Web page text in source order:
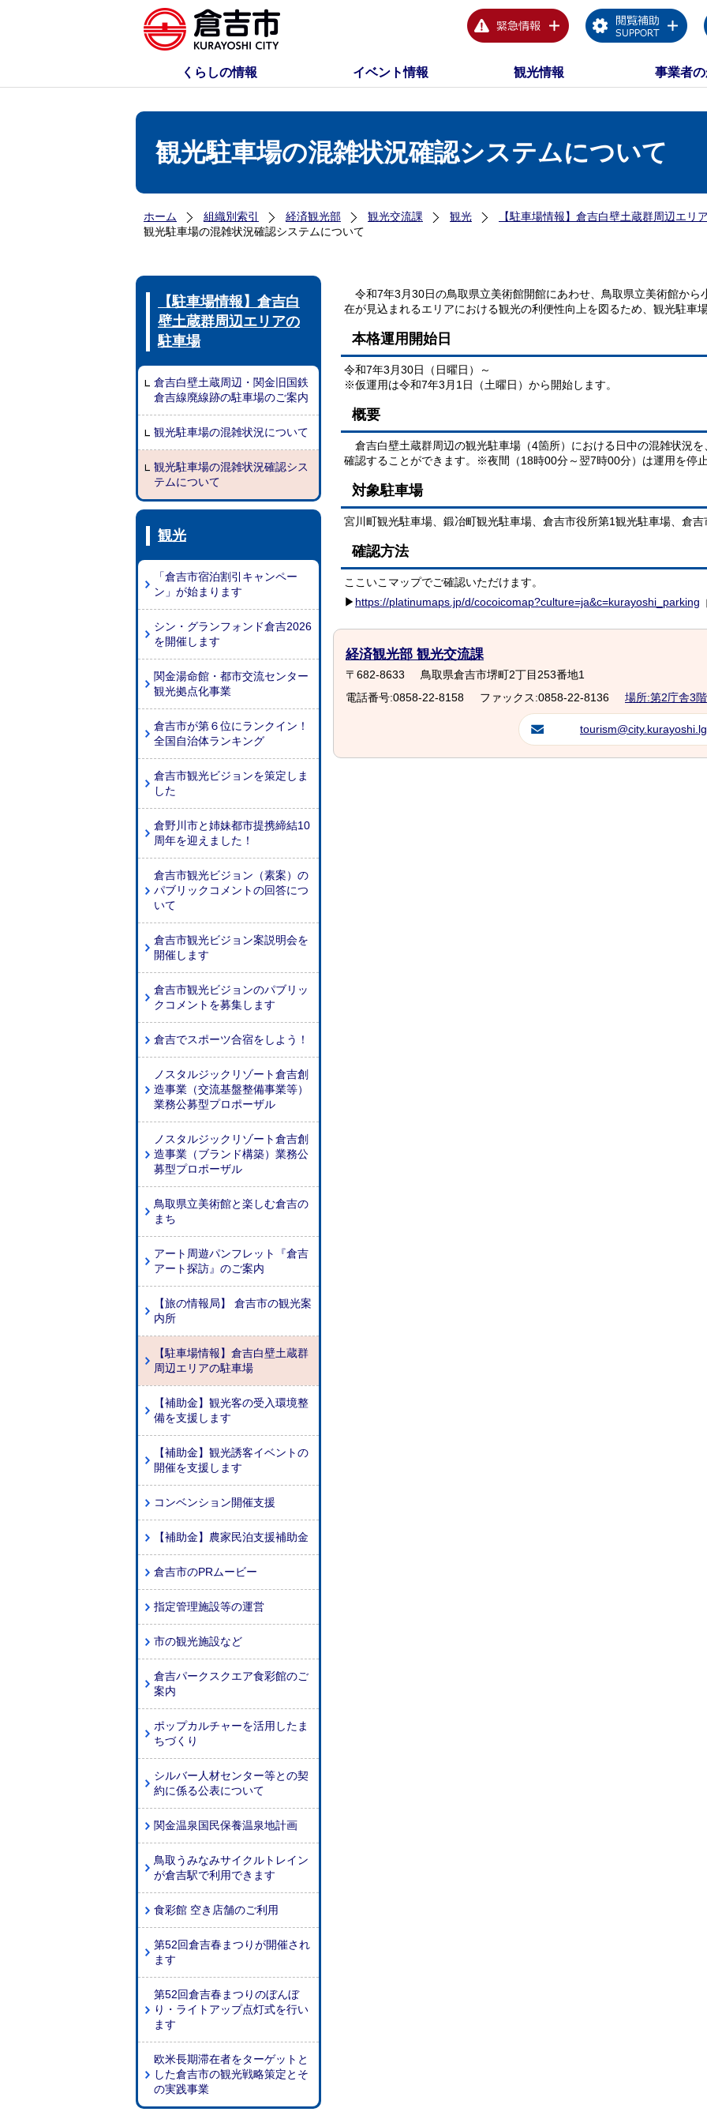
くらしの情報 イベント情報 観光情報 事業者
観光駐車場の混雑状況確認システムについて
ホーム 組織別索引 経済観光部 観光交流課 観光
【駐車場情報】倉吉白壁土蔵群周辺エリ
観光駐車場の混雑状況確認システムについて
【駐車場情報】倉吉白
壁土蔵群周辺エリアの
駐車場
倉吉白壁土蔵周辺・関金旧国鉄
倉吉線廃線跡の駐車場のご案内
観光駐車場の混雑状況について
観光駐車場の混雑状況確認シス
テムについて
観光
「倉吉市宿泊割引キャンペー
ン」が始まります
シン・グランフォンド倉吉2026
を開催します
関金湯命館・都市交流センター
観光拠点化事業
倉吉市が第６位にランクイン！
全国自治体ランキング
倉吉市観光ビジョンを策定しま
した
倉野川市と姉妹都市提携締結10
周年を迎えました！
倉吉市観光ビジョン（素案）の
パブリックコメントの回答につ
いて
倉吉市観光ビジョン案説明会を
開催します
倉吉市観光ビジョンのパブリッ
クコメントを募集します
倉吉でスポーツ合宿をしよう！
ノスタルジックリゾート倉吉創
造事業（交流基盤整備事業等）
業務公募型プロポーザル
ノスタルジックリゾート倉吉創
造事業（ブランド構築）業務公
募型プロポーザル
鳥取県立美術館と楽しむ倉吉の
まち
アート周遊パンフレット『倉吉
アート探訪』のご案内
【旅の情報局】 倉吉市の観光案
内所
【駐車場情報】倉吉白壁土蔵群
周辺エリアの駐車場
【補助金】観光客の受入環境整
備を支援します
【補助金】観光誘客イベントの
開催を支援します
コンベンション開催支援
【補助金】農家民泊支援補助金
倉吉市のPRムービー
指定管理施設等の運営
市の観光施設など
倉吉パークスクエア食彩館のご
案内
ポップカルチャーを活用したま
ちづくり
シルバー人材センター等との契
約に係る公表について
関金温泉国民保養温泉地計画
鳥取うみなみサイクルトレイン
が倉吉駅で利用できます
食彩館 空き店舗のご利用
第52回倉吉春まつりが開催され
ます
第52回倉吉春まつりのぼんぼ
り・ライトアップ点灯式を行い
ます
欧米長期滞在者をターゲットと
した倉吉市の観光戦略策定とそ
の実践事業
令和7年3月30日の鳥取県立美術館開館にあわせ、鳥取県立美術館から
在が見込まれるエリアにおける観光の利便性向上を図るため、観光駐車
本格運用開始日
令和7年3月30日（日曜日）～
※仮運用は令和7年3月1日（土曜日）から開始します。
概要
倉吉白壁土蔵群周辺の観光駐車場（4箇所）における日中の混雑状況
確認することができます。※夜間（18時00分～翌7時00分）は運用を停
対象駐車場
宮川町観光駐車場、鍛冶町観光駐車場、倉吉市役所第1観光駐車場、倉
確認方法
ここいこマップでご確認いただけます。
▶ https://platinumaps.jp/d/cocoicomap?culture=ja&c=kurayoshi_parking
経済観光部 観光交流課
〒682-8633
鳥取県倉吉市堺町2丁目253番地1
電話番号:0858-22-8158
ファックス:0858-22-8136 場所:第2庁舎3階